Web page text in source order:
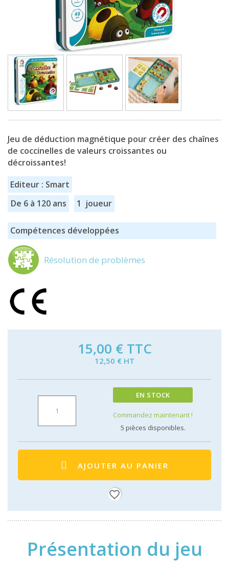
Jeu de déduction magnétique pour créer des chaînes
de coccinelles de valeurs croissantes ou
décroissantes!
Editeur : Smart
De 6 à 120 ans
1 joueur
Compétences développées
Résolution de problèmes
15,00 € TTC
12,50 € HT
EN STOCK
Commandez maintenant !
5 pièces disponibles.
AJOUTER AU PANIER
favorite_border
Présentation du jeu